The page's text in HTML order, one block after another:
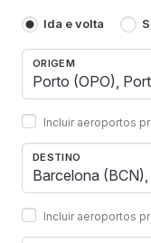
Ida e volta
ORIGEM
Incluir aeroportos
DESTINO
Incluir aeroportos